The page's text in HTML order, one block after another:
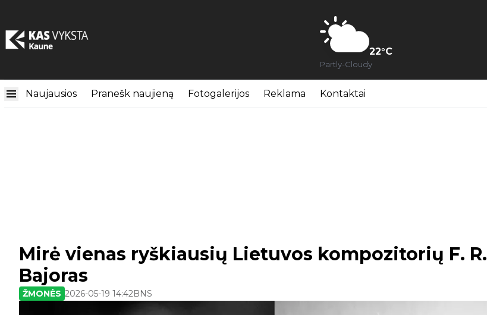
22°C
Partly-Cloudy
Naujausios Pranešk naujieną Fotogalerijos Reklama Kontaktai
Mirė vienas ryškiausių Lietuvos kompozitorių F. R.
Bajoras
ŽMONĖS 2026-05-19 14:42BNS